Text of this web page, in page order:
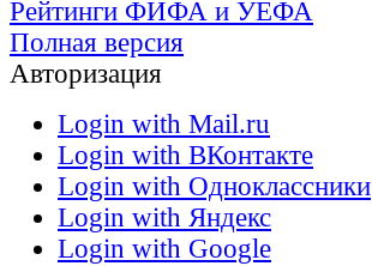
Рейтинги ФИФА и УЕФА
Полная версия
Авторизация
Login with Mail.ru
Login with ВКонтакте
Login with Одноклассники
Login with Яндекс
Login with Google